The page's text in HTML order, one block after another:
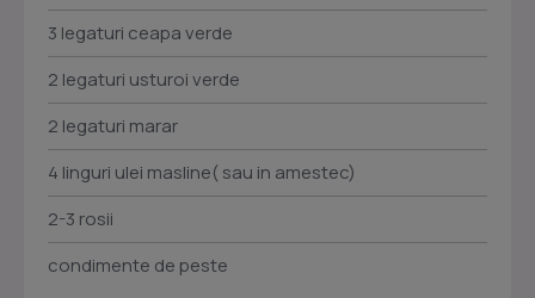
3 legaturi ceapa verde
2 legaturi usturoi verde
2 legaturi marar
4 linguri ulei masline( sau in amestec)
2-3 rosii
condimente de peste